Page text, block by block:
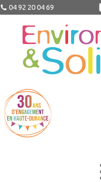
04 92 20 04 69